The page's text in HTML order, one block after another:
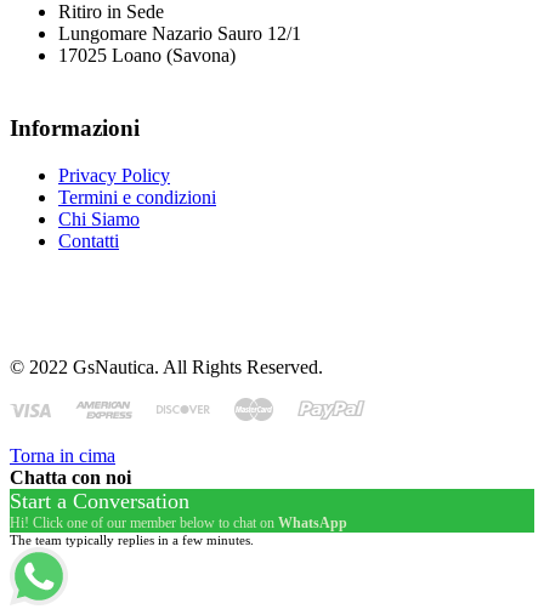
Ritiro in Sede
Lungomare Nazario Sauro 12/1
17025 Loano (Savona)
Informazioni
Privacy Policy
Termini e condizioni
Chi Siamo
Contatti
© 2022 GsNautica. All Rights Reserved.
Torna in cima
Chatta con noi
Start a Conversation
Hi! Click one of our member below to chat on WhatsApp
The team typically replies in a few minutes.